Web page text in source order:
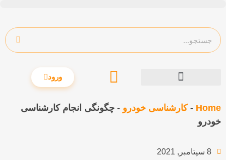
ورود
Home
-کارشناسی خودرو - چگونگی انجام کارشناسی
خودرو
8 سپتامبر, 2021